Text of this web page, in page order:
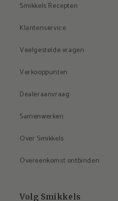
Smikkels Recepten
Klantenservice
Veelgestelde vragen
Verkooppunten
Dealeraanvraag
Samenwerken
Over Smikkels
Overeenkomst ontbinden
Volg Smikkels